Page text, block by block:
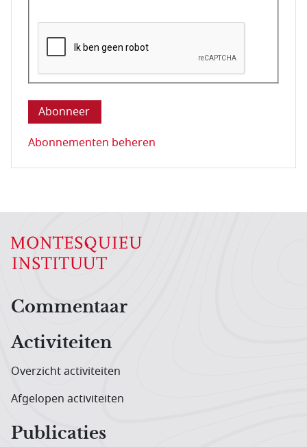
Deze vraag is om te controleren dat u een mens
Abonnementen beheren
Hoofdnavigatiemenu
Commentaar
Activiteiten
Overzicht activiteiten
Afgelopen activiteiten
Publicaties